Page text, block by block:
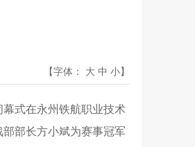
【字体： 大 中 小】
式在永州铁航职业技术
部长方小斌为赛事冠军